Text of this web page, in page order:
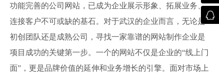
功能完善的公司网站，已成为企业展示形象、拓展业务、
连接客户不可或缺的基石。对于武汉的企业而言，无论是
初创团队还是成熟公司，寻找一家靠谱的网站制作企业是
项目成功的关键第一步。一个的网站不仅是企业的“线上门
面”，更是品牌价值的延伸和业务增长的引擎。面对市场上
